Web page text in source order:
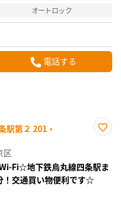
オートロック
電話する
第２ 201・
録
区
Fi☆地下鉄烏丸線四条駅ま
！交通買い物便利です☆